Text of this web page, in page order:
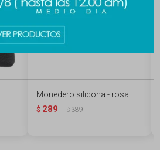
Monedero silicona - rosa
$ 289 $389